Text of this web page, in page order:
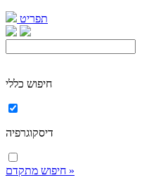
תפריט
חיפוש כללי
חיפוש מתקדם »